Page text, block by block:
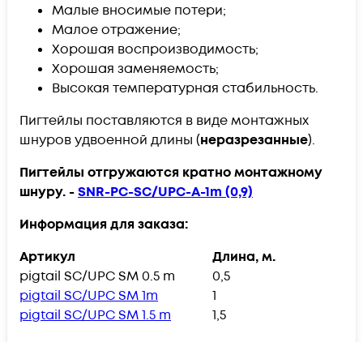
Малые вносимые потери;
Малое отражение;
Хорошая воспроизводимость;
Хорошая заменяемость;
Высокая температурная стабильность.
Пигтейлы поставляются в виде монтажных
шнуров удвоенной длины (неразрезанные).
Пигтейлы отгружаются кратно монтажному
шнуру. -SNR-PC-SC/UPC-A-1m (0,9)
Информация для заказа:
Артикул
Длина, м.
pigtail SC/UPC SM 0.5 m
0,5
pigtail SC/UPC SM 1m
1
pigtail SC/UPC SM 1.5 m
1,5